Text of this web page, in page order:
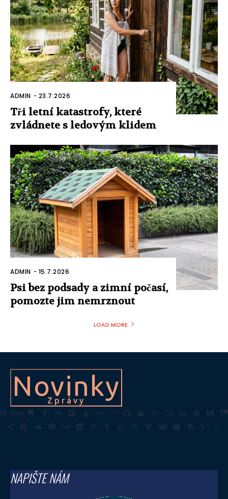
ADMIN - 23.7.2026
Tři letní katastrofy, které
zvládnete s ledovým klidem
ADMIN - 15.7.2026
Psi bez podsady a zimní počasí,
pomozte jim nemrznout
LOAD MORE
Novinky
Zprávy
NAPIŠTE NÁM